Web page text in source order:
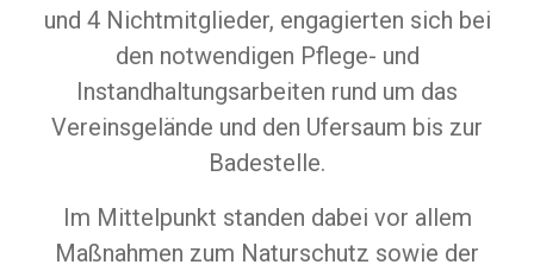
und 4 Nichtmitglieder, engagierten sich bei
den notwendigen Pflege- und
Instandhaltungsarbeiten rund um das
Vereinsgelände und den Ufersaum bis zur
Badestelle.
Im Mittelpunkt standen dabei vor allem
Maßnahmen zum Naturschutz sowie der